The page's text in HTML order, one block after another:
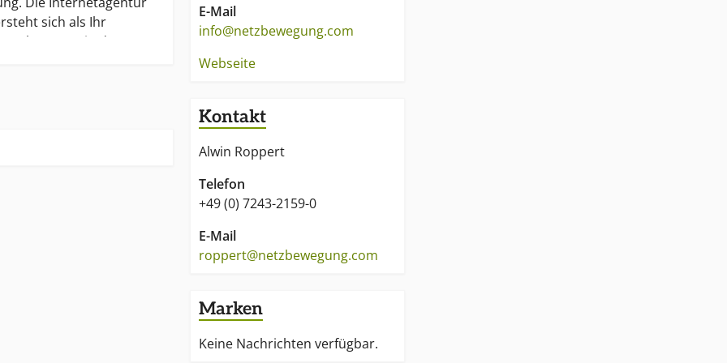
sich als Ihr
in den
Markenstrategien,
Erlebniswelten,
E-Mail
info@netzbewegung.com
Webseite
Kontakt
Alwin Roppert
Telefon
+49 (0) 7243-2159-0
E-Mail
roppert@netzbewegung.com
Marken
Keine Nachrichten verfügbar.